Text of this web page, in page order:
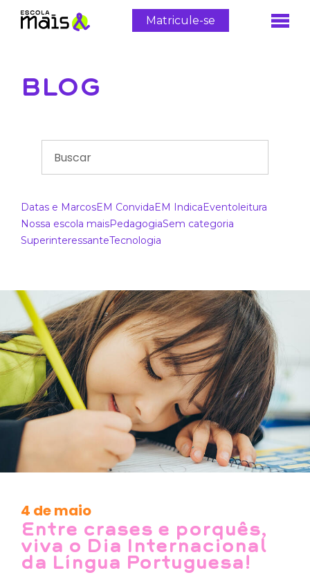
Matricule-se
BLOG
Datas e MarcosEM ConvidaEM IndicaEventoleitura
Nossa escola maisPedagogiaSem categoria
SuperinteressanteTecnologia
4 de maio
Entre crases e porquês,
viva o Dia Internacional
da Língua Portuguesa!